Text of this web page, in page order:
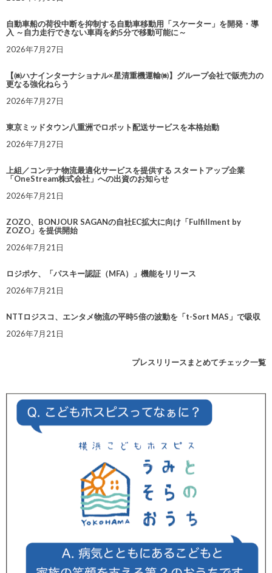
自動車船の荷役中断を抑制する自動車移動用「スケーター」を開発・導
入 ～自力走行できない車両を約5分で移動可能に～
2026年7月27日
【㈱ハナインターナショナル×星清重機運輸㈱】グループ会社で販売力の
更なる強化ねらう
2026年7月27日
東京ミッドタウン八重洲でロボット配送サービスを本格始動
2026年7月27日
上組／コンテナ物流最適化サービスを提供する スタートアップ企業
「OneStream株式会社」への出資のお知らせ
2026年7月21日
ZOZO、BONJOUR SAGANの自社EC拡大に向け「Fulfillment by
ZOZO」を提供開始
2026年7月21日
ロジポケ、「パスキー認証（MFA）」機能をリリース
2026年7月21日
NTTロジスコ、エンタメ物流の平時5倍の波動を「t-Sort MAS」で吸収
2026年7月21日
プレスリリースまとめてチェック一覧